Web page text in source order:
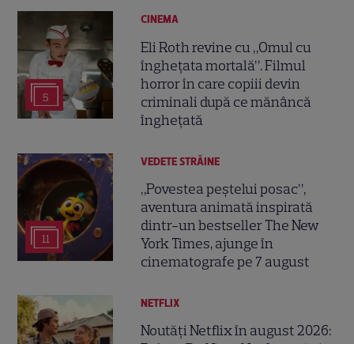
5
CINEMA
Eli Roth revine cu „Omul cu
înghețata mortală”. Filmul
horror în care copiii devin
criminali după ce mănâncă
înghețată
11
VEDETE STRĂINE
„Povestea peștelui posac”,
aventura animată inspirată
dintr-un bestseller The New
York Times, ajunge în
cinematografe pe 7 august
NETFLIX
Noutăți Netflix în august 2026: